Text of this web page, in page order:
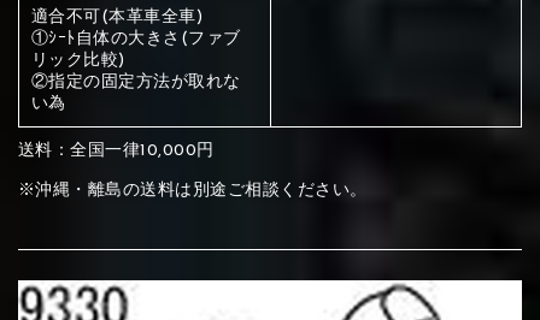
ください
メイン生地は下記16種類からご選択ください。
①Beige ②Gray ③Red
赤く塗られている部分にカラ
ー選択ください
赤く塗られている場所を選択
刺繍は下記21種類からご選択ください。
赤く塗られている場所を選択
ください
赤く塗られている場所を選択
ください
適合不可(本革車全車)
①ｼｰﾄ自体の大きさ(ファブ
リック比較)
②指定の固定方法が取れな
い為
送料：全国一律10,000円
※沖縄・離島の送料は別途ご相談ください。